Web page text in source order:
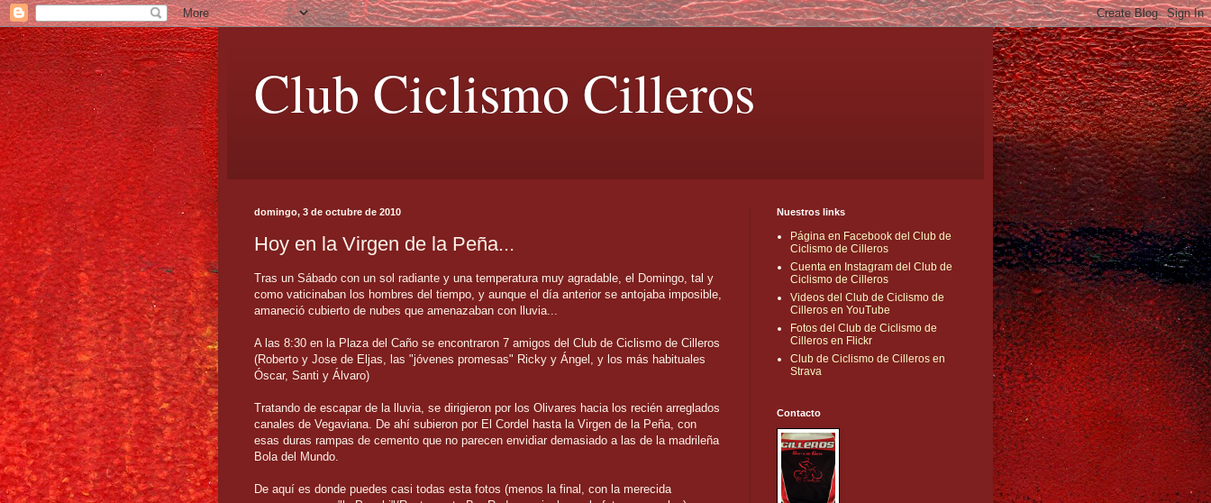
Club Ciclismo Cilleros
domingo, 3 de octubre de 2010
Hoy en la Virgen de la Peña...
Tras un Sábado con un sol radiante y una temperatura muy agradable, el Domingo, tal y
como vaticinaban los hombres del tiempo, y aunque el día anterior se antojaba imposible,
amaneció cubierto de nubes que amenazaban con lluvia...
A las 8:30 en la Plaza del Caño se encontraron 7 amigos del Club de Ciclismo de Cilleros
(Roberto y Jose de Eljas, las "jóvenes promesas" Ricky y Ángel, y los más habituales
Óscar, Santi y Álvaro)
Tratando de escapar de la lluvia, se dirigieron por los Olivares hacia los recién arreglados
canales de Vegaviana. De ahí subieron por El Cordel hasta la Virgen de la Peña, con
esas duras rampas de cemento que no parecen envidiar demasiado a las de la madrileña
Bola del Mundo.
De aquí es donde puedes casi todas esta fotos (menos la final, con la merecida
Nuestros links
Página en Facebook del Club de
Ciclismo de Cilleros
Cuenta en Instagram del Club de
Ciclismo de Cilleros
Videos del Club de Ciclismo de
Cilleros en YouTube
Fotos del Club de Ciclismo de
Cilleros en Flickr
Club de Ciclismo de Cilleros en
Strava
Contacto